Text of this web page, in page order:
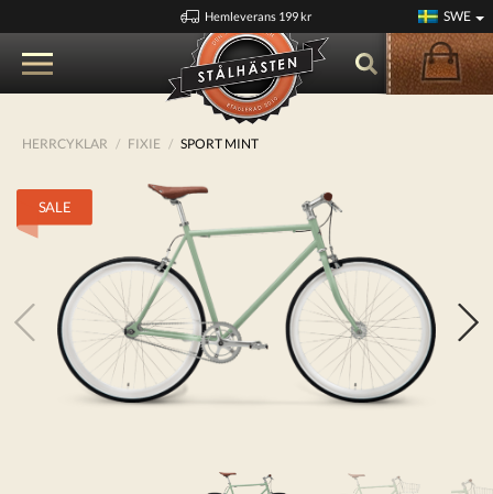
Hemleverans 199 kr SWE
HERRCYKLAR FIXIE SPORT MINT
SALE